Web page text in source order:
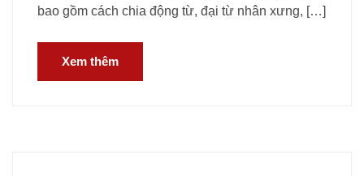
bao gồm cách chia động từ, đại từ nhân xưng, […]
Xem thêm